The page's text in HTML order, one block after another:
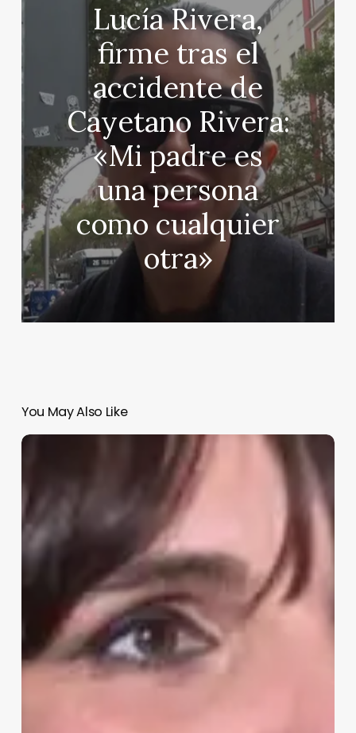
Lucía Rivera,
firme tras el
accidente de
Cayetano Rivera:
«Mi padre es
una persona
como cualquier
otra»
You May Also Like
Rozalén
retirada
temporal
los